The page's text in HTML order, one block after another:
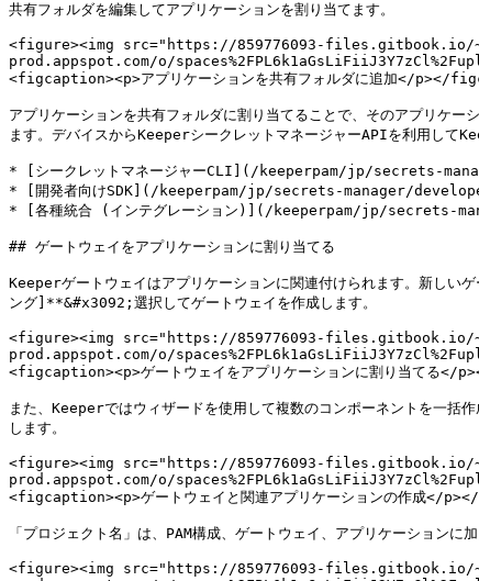
共有フォルダを編集してアプリケーションを割り当てます。
<figure><img src="https://859776093-
prod.appspot.com/o/
<figcaption><p>アプリケーションを共有フォルダに追加</
アプリケーションを共有フォルダに割り当てることで、そのアプリケ
ます。デバイスからKeeperシークレットマネージャーAPIを利用して
* [シークレットマネージャーCLI](/keeperpam/jp/secrets-
* [開発者向けSDK](/keeperpam/jp/secrets-manager/
* [各種統合 (インテグレーション)](/keeperpam/jp/secrets-
## ゲートウェイをアプリケーションに割り当てる
Keeperゲートウェイはアプリケーションに関連付けられます。新し
ング]**&#x3092;選択してゲートウェイを作成します。
<figure><img src="https://859776093-
prod.appspot.com/o/
<figcaption><p>ゲートウェイをアプリケーションに割り当て
また、Keeperではウィザードを使用して複数のコンポーネントを
します。
<figure><img src="https://859776093-
prod.appspot.com/o/
<figcaption><p>ゲートウェイと関連アプリケーションの作成
「プロジェクト名」は、PAM構成、ゲートウェイ、アプリケーション
<figure><img src="https://859776093-